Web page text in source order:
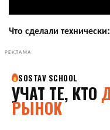
Что сделали технически:
РЕКЛАМА